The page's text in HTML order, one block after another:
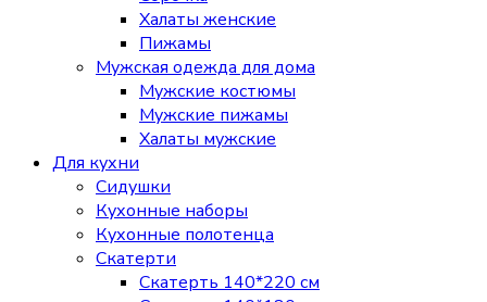
Халаты женские
Пижамы
Мужская одежда для дома
Мужские костюмы
Мужские пижамы
Халаты мужские
Для кухни
Сидушки
Кухонные наборы
Кухонные полотенца
Скатерти
Скатерть 140*220 см